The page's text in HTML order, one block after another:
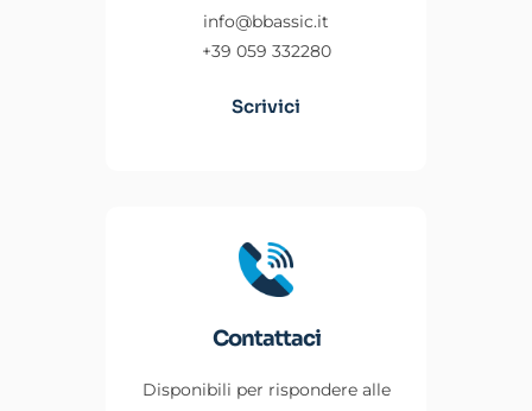
info@bbassic.it
+39 059 332280
Scrivici
Contattaci
Disponibili per rispondere alle